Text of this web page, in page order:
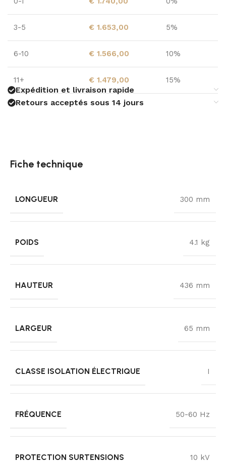
3-5 € 1.653,00 5%
6-10 € 1.566,00 10%
11+ € 1.479,00 15%
Expédition et livraison rapide
Retours acceptés sous 14 jours
Fiche technique
LONGUEUR 300 mm
POIDS 4.1 kg
HAUTEUR 436 mm
LARGEUR 65 mm
CLASSE ISOLATION ÉLECTRIQUE I
FRÉQUENCE 50-60 Hz
PROTECTION SURTENSIONS 10 kV